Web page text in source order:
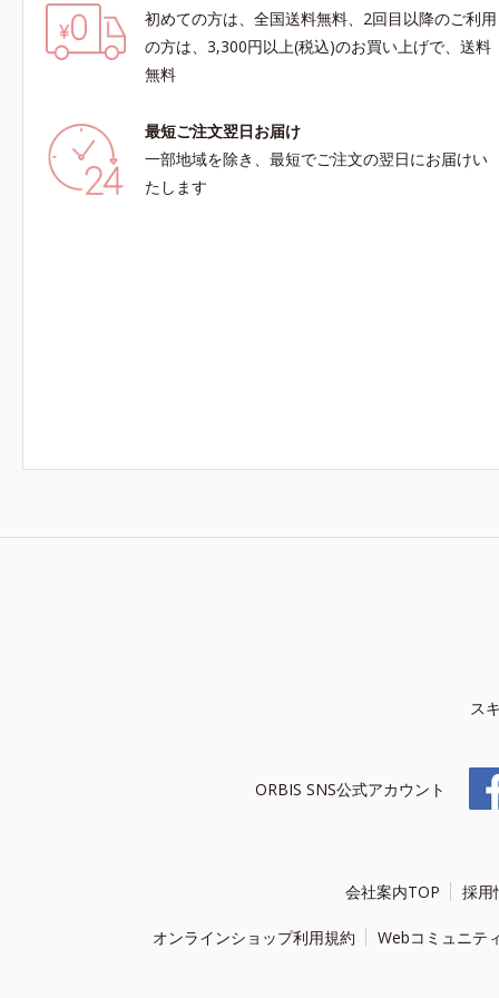
初めての方は、全国送料無料、2回目以降のご利用
の方は、3,300円以上(税込)のお買い上げで、送料
無料
最短ご注文翌日お届け
一部地域を除き、最短でご注文の翌日にお届けい
たします
ス
ORBIS SNS公式アカウント
会社案内TOP 採用
オンラインショップ利用規約 Webコミュニテ